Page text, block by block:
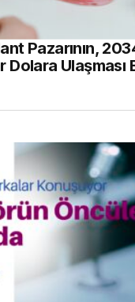
Pazarının,
Dolara Ulaşması